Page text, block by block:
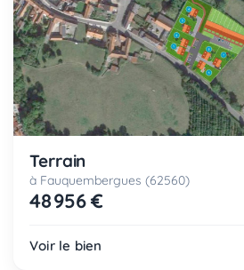
Terrain
à Fauquembergues (62560)
48 956 €
Voir le bien